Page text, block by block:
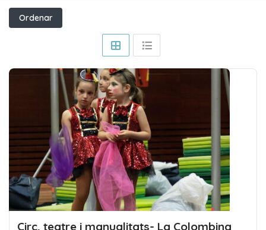
Ordenar
Circ, teatre i manualitats- La Colombina